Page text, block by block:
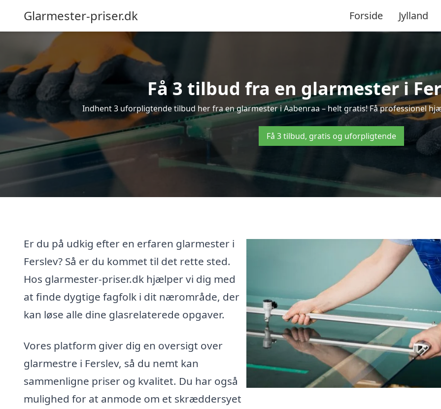
Glarmester-priser.dk Forside Jylland
Få 3 tilbud fra en glarmester i
Indhent 3 uforpligtende tilbud her fra en glarmester i Aabenraa – helt gratis! Få professionel
Få 3 tilbud, gratis og uforpligtende
Er du på udkig efter en erfaren glarmester i
Ferslev? Så er du kommet til det rette sted.
Hos glarmester-priser.dk hjælper vi dig med
at finde dygtige fagfolk i dit nærområde, der
kan løse alle dine glasrelaterede opgaver.
Vores platform giver dig en oversigt over
glarmestre i Ferslev, så du nemt kan
sammenligne priser og kvalitet. Du har også
mulighed for at anmode om et skræddersyet